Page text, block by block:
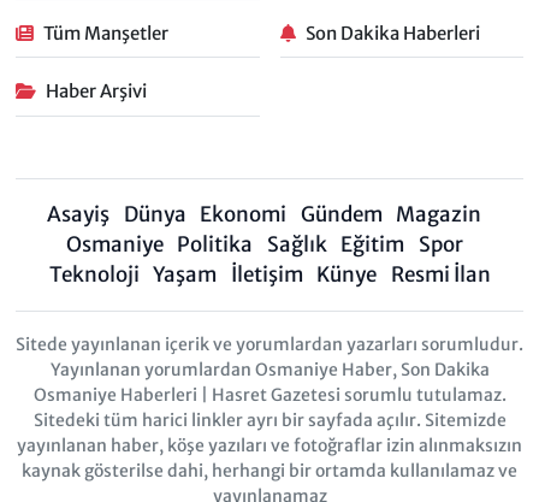
Tüm Manşetler Son Dakika Haberleri
Haber Arşivi
Asayiş Dünya Ekonomi Gündem Magazin
Osmaniye Politika Sağlık Eğitim
Spor
Teknoloji Yaşam İletişim Künye Resmi İlan
Sitede yayınlanan içerik ve yorumlardan yazarları sorumludur.
Yayınlanan yorumlardan Osmaniye Haber, Son Dakika
Osmaniye Haberleri | Hasret Gazetesi sorumlu tutulamaz.
Sitedeki tüm harici linkler ayrı bir sayfada açılır. Sitemizde
yayınlanan haber, köşe yazıları ve fotoğraflar izin alınmaksızın
kaynak gösterilse dahi, herhangi bir ortamda kullanılamaz ve
yayınlanamaz